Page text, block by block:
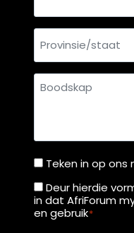
Provinsie/staat
Boodskap
Teken
in
op
ons
Teken in op ons
Deur
hierdie
Deur hierdie
in dat AfriForum
en gebruik*